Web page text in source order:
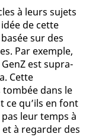
à leurs sujets
de cette
sur des
Par exemple,
est supra-
Cette
dans le
ce qu’ils en font
leur temps à
à regarder des